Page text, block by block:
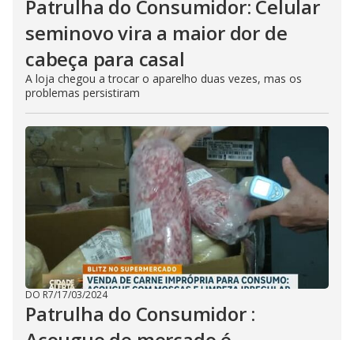
Patrulha do Consumidor: Celular
seminovo vira a maior dor de
cabeça para casal
A loja chegou a trocar o aparelho duas vezes, mas os
problemas persistiram
DO R7/17/03/2024
Patrulha do Consumidor :